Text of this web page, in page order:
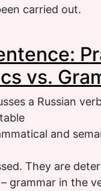
carried out.
vs.
a Russian
and
They are
grammar in the